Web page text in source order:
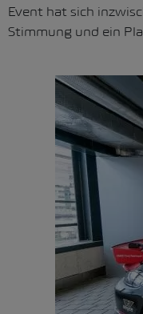
Event hat sich
Stimmung und ein